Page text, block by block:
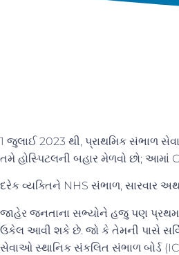
1 જુલાઈ 2023 થી, પ્રાથમિક સંભાળ
તમે હોસ્પિટલની બહાર મેળવો છો; આમાં
દરેક વ્યક્તિને NHS સંભાળ, સારવાર
જાહેર જનતાના સભ્યોને હજુ પણ પ્રથમ
ઉકેલ આવી શકે છે. જો કે તેમની પાસે
સેવાઓ સ્થાનિક સંકલિત સંભાળ બોર્ડ